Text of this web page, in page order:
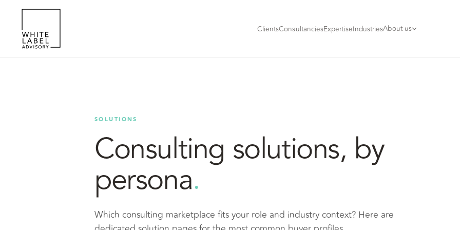
ClientsConsultanciesExpertiseIndustriesAbout us
SOLUTIONS
Consulting solutions, by
persona.
Which consulting marketplace fits your role and industry context? Here are